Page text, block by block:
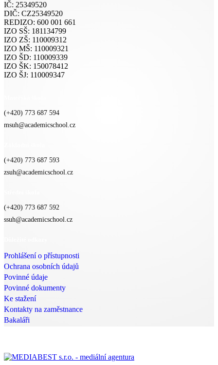
IČ: 25349520
DIČ: CZ25349520
REDIZO: 600 001 661
IZO SŠ: 181134799
IZO ZŠ: 110009312
IZO MŠ: 110009321
IZO ŠD: 110009339
IZO ŠK: 150078412
IZO ŠJ: 110009347
(+420) 773 687 594
msuh@academicschool.cz
(+420) 773 687 593
zsuh@academicschool.cz
(+420) 773 687 592
ssuh@academicschool.cz
Prohlášení o přístupnosti
Ochrana osobních údajů
Povinné údaje
Povinné dokumenty
Ke stažení
Kontakty na zaměstnance
Bakaláři